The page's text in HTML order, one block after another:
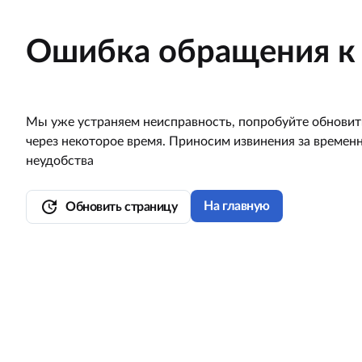
Ошибка обращения к
Мы уже устраняем неисправность, попробуйте
через некоторое время. Приносим извинения за
неудобства
update Обновить страницу На главную